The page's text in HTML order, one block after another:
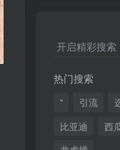
开启精彩搜索
热门搜索
" 引流
比亚迪
西
短线交易必须要懂的
6 全程图解超详细